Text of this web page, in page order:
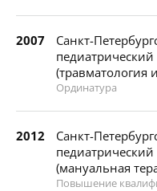
2007
Санкт-
(травматология
Ординатура
2012
Санкт-
(мануальная
Повышение